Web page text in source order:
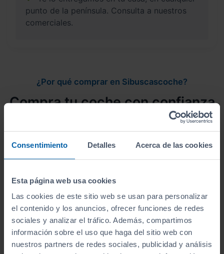
Consentimiento Detalles Acerca de las cookies
Esta página web usa cookies
Las cookies de este sitio web se usan para personalizar
el contenido y los anuncios, ofrecer funciones de redes
sociales y analizar el tráfico. Además, compartimos
información sobre el uso que haga del sitio web con
nuestros partners de redes sociales, publicidad y análisis
punto de la península. Consulta a nuestros
comerciales.
¿Por qué comprar en Sibuscascoche?
Compra tu coche con confianza
Revisión de250 puntos revisados
equipo de profesionales.